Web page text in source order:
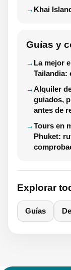
Khai
Guías y
La mejor
Tailandia:
Alquiler
guiados,
antes de
Tours en
Phuket:
Explorar
Guías